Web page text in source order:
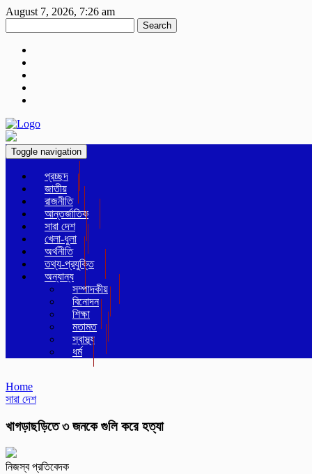
August 7, 2026, 7:26 am
Search
Toggle navigation
প্রচ্ছদ
জাতীয়
রাজনীতি
আন্তর্জাতিক
সারা দেশ
খেলা-ধুলা
অর্থনীতি
তথ্য-প্রযুক্তি
অন্যান্য
সম্পাদকীয়
বিনোদন
শিক্ষা
মতামত
স্বাস্থ্য
ধর্ম
Home
সারা দেশ
খাগড়াছড়িতে ৩ জনকে গুলি করে হত্যা
নিজস্ব প্রতিবেদক